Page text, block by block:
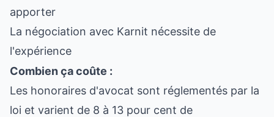
apporter
La négociation avec Karnit nécessite de
l'expérience
Combien ça coûte :
Les honoraires d'avocat sont réglementés par la
loi et varient de 8 à 13 pour cent de